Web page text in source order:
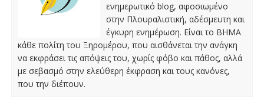
ενημερωτικό blog, αφοσιωμένο
στην Πλουραλιστική, αδέσμευτη και
έγκυρη ενημέρωση. Είναι το ΒΗΜΑ
κάθε πολίτη του Ξηρομέρου, που αισθάνεται την ανάγκη
να εκφράσει τις απόψεις του, χωρίς φόβο και πάθος, αλλά
με σεβασμό στην ελεύθερη έκφραση και τους κανόνες,
που την διέπουν.